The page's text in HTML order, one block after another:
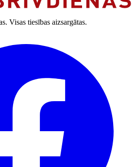
Visas tiesības aizsargātas.